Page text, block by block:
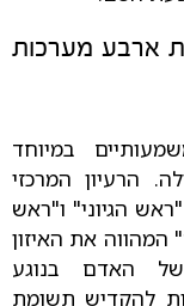
ארבע מערכות
במיוחד
הרעיון המרכזי
הגיוני" ו"ראש
את האיזון
של האדם בנוגע
להקדיש תשומת